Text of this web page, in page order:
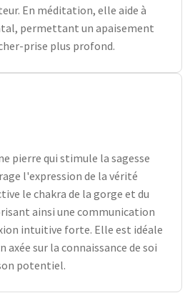
En méditation, elle aide à
permettant un apaisement
prise plus profond.
pierre qui stimule la sagesse
l'expression de la vérité
le chakra de la gorge et du
ainsi une communication
intuitive forte. Elle est idéale
sur la connaissance de soi
potentiel.